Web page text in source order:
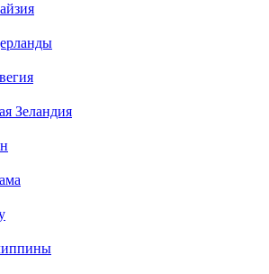
Зеландия